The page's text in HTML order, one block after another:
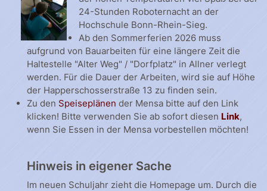
24-Stunden Roboternacht an der
Hochschule Bonn-Rhein-Sieg.
Ab den Sommerferien 2026 muss
aufgrund von Bauarbeiten für eine längere Zeit die
Haltestelle "Alter Weg" / "Dorfplatz" in Allner verlegt
werden. Für die Dauer der Arbeiten, wird sie auf Höhe
der Happerschosserstraße 13 zu finden sein.
Zu den Speiseplänen der Mensa bitte auf den Link
klicken! Bitte verwenden Sie ab sofort diesen Link,
wenn Sie Essen in der Mensa vorbestellen möchten!
Hinweis in eigener Sache
Im neuen Schuljahr zieht die Homepage um. Durch die